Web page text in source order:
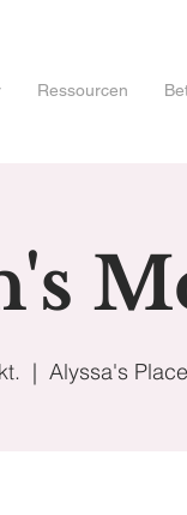
Ressourcen
  |
Alyssa's